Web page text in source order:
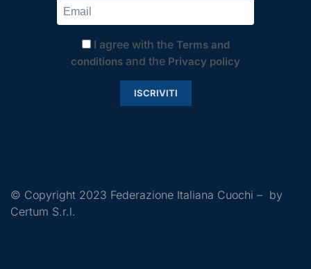
I agree with the Terms and
conditions and the Privacy policy
ISCRIVITI
© Copyright 2023 Federazione Italiana Cuochi – by
Certum S.r.l.